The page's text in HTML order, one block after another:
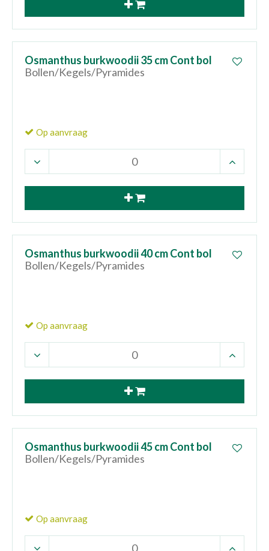
Osmanthus burkwoodii 35 cm Cont bol
Bollen/Kegels/Pyramides
Op aanvraag
Osmanthus burkwoodii 40 cm Cont bol
Bollen/Kegels/Pyramides
Op aanvraag
Osmanthus burkwoodii 45 cm Cont bol
Bollen/Kegels/Pyramides
Op aanvraag